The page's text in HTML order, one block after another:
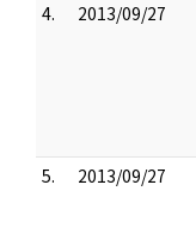
4.
2013/09/27
5.
2013/09/27